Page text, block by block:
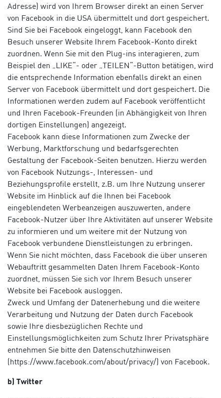
Adresse) wird von Ihrem Browser direkt an einen Server
von Facebook in die USA übermittelt und dort gespeichert.
Sind Sie bei Facebook eingeloggt, kann Facebook den
Besuch unserer Website Ihrem Facebook-Konto direkt
zuordnen. Wenn Sie mit den Plug-ins interagieren, zum
Beispiel den „LIKE“- oder „TEILEN“-Button betätigen, wird
die entsprechende Information ebenfalls direkt an einen
Server von Facebook übermittelt und dort gespeichert. Die
Informationen werden zudem auf Facebook veröffentlicht
und Ihren Facebook-Freunden (in Abhängigkeit von Ihren
dortigen Einstellungen) angezeigt.
Facebook kann diese Informationen zum Zwecke der
Werbung, Marktforschung und bedarfsgerechten
Gestaltung der Facebook-Seiten benutzen. Hierzu werden
von Facebook Nutzungs-, Interessen- und
Beziehungsprofile erstellt, z.B. um Ihre Nutzung unserer
Website im Hinblick auf die Ihnen bei Facebook
eingeblendeten Werbeanzeigen auszuwerten, andere
Facebook-Nutzer über Ihre Aktivitäten auf unserer Website
zu informieren und um weitere mit der Nutzung von
Facebook verbundene Dienstleistungen zu erbringen.
Wenn Sie nicht möchten, dass Facebook die über unseren
Webauftritt gesammelten Daten Ihrem Facebook-Konto
zuordnet, müssen Sie sich vor Ihrem Besuch unserer
Website bei Facebook ausloggen.
Zweck und Umfang der Datenerhebung und die weitere
Verarbeitung und Nutzung der Daten durch Facebook
sowie Ihre diesbezüglichen Rechte und
Einstellungsmöglichkeiten zum Schutz Ihrer Privatsphäre
entnehmen Sie bitte den Datenschutzhinweisen
(https://www.facebook.com/about/privacy/) von Facebook.
b) Twitter